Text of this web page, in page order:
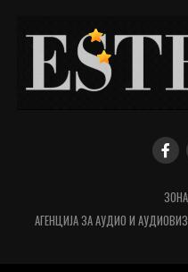
АГЕНЦИЈА ЗА АУДИО И